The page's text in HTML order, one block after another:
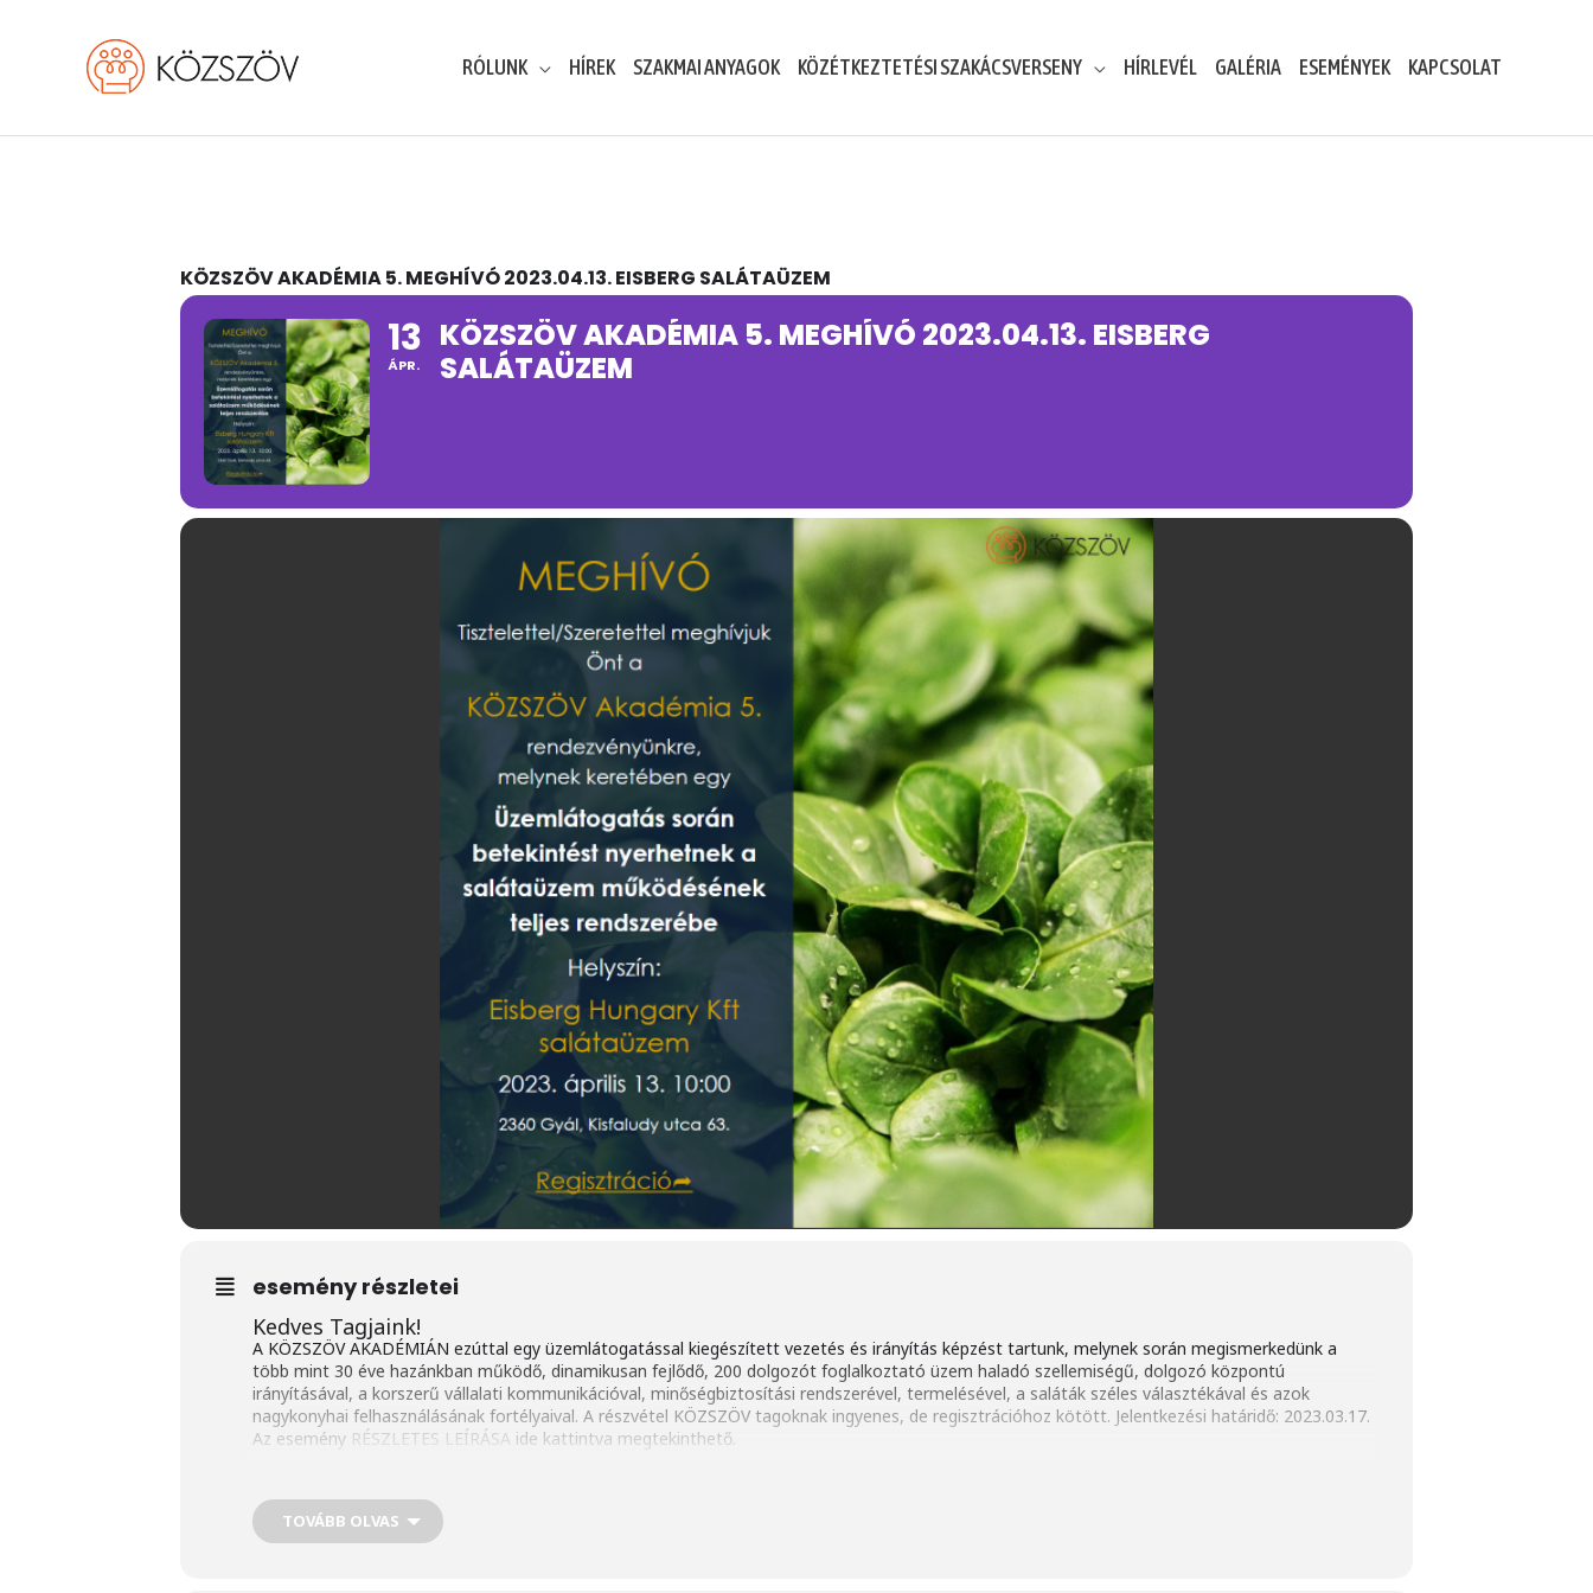
RÓLUNK HÍREK SZAKMAI ANYAGOK KÖZÉTKEZTETÉSI SZAKÁCSVERSENY HÍRLEVÉL GALÉRIA ESEMÉNYEK KAPCSOLAT
KÖZSZÖV AKADÉMIA 5. MEGHÍVÓ 2023.04.13. EISBERG SALÁTAÜZEM
13
ÁPR.
KÖZSZÖV AKADÉMIA 5. MEGHÍVÓ 2023.04.13. EISBERG
SALÁTAÜZEM
esemény részletei
Kedves Tagjaink!
A KÖZSZÖV AKADÉMIÁN ezúttal egy üzemlátogatással kiegészített vezetés és irányítás képzést tartunk, melynek során megismerkedünk a
több mint 30 éve hazánkban működő, dinamikusan fejlődő, 200 dolgozót foglalkoztató üzem haladó szellemiségű, dolgozó központú
irányításával, a korszerű vállalati kommunikációval, minőségbiztosítási rendszerével, termelésével, a saláták széles választékával és azok
nagykonyhai felhasználásának fortélyaival. A részvétel KÖZSZÖV tagoknak ingyenes, de regisztrációhoz kötött. Jelentkezési határidő: 2023.03.17.
Az esemény RÉSZLETES LEÍRÁSA ide kattintva megtekinthető.
Szeretettel várjuk Önöket a tartalmasnak ígérkező akadémiai képzésen.
TOVÁBB OLVAS